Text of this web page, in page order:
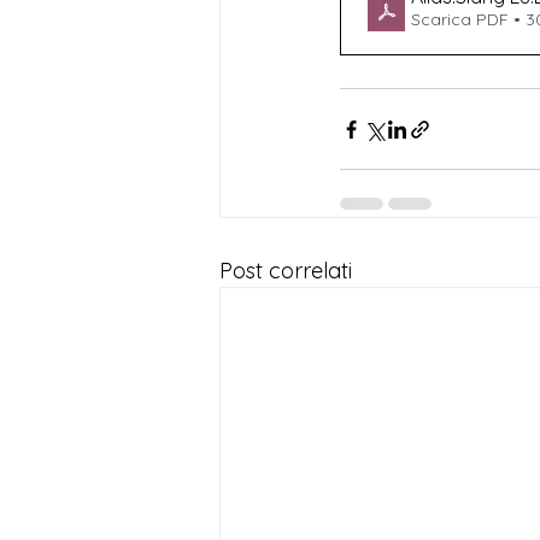
Scarica PDF •
Post correlati